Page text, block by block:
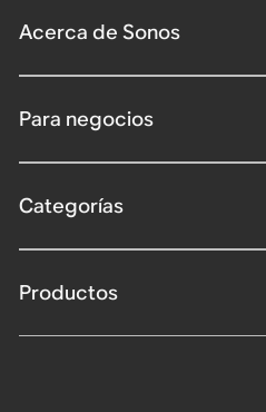
Acerca de Sonos
Para negocios
Categorías
Productos